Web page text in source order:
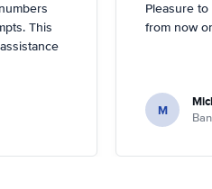
This
Pleasure
from now
M